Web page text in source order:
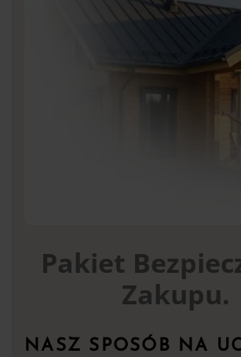
Pakiet
Zakupu.
NASZ SPOSÓB NA